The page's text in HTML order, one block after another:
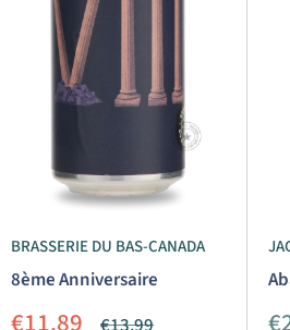
BRASSERIE DU BAS-CANADA
8ème Anniversaire
Aanbiedingsprijs
Normale